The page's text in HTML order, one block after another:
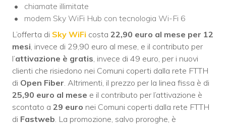
chiamate illimitate
modem Sky WiFi Hub con tecnologia Wi-Fi 6
L’offerta di Sky WiFi costa 22,90 euro al mese per 12
mesi , invece di 29,90 euro al mese, e il contributo per
l’attivazione è gratis , invece di 49 euro, per i nuovi
clienti che risiedono nei Comuni coperti dalla rete FTTH
di Open Fiber . Altrimenti, il prezzo per la linea fissa è di
25,90 euro al mese e il contributo per l’attivazione è
scontato a 29 euro nei Comuni coperti dalla rete FTTH
di Fastweb . La promozione, salvo proroghe, è